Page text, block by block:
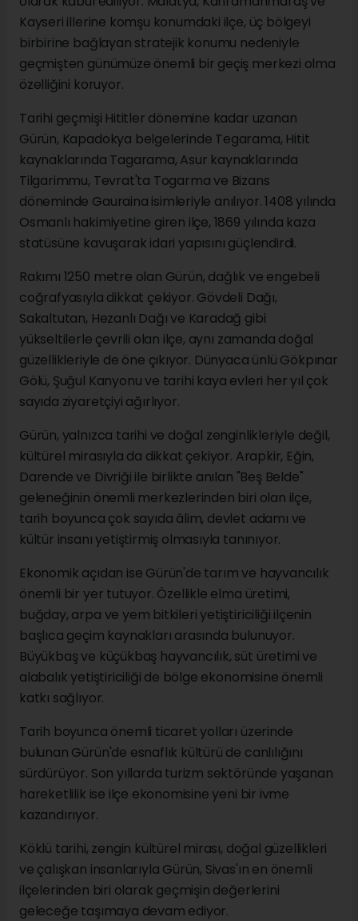
Kayseri illerine komşu konumdaki ilçe, üç bölgeyi
birbirine bağlayan stratejik konumu nedeniyle
geçmişten günümüze önemli bir geçiş merkezi olma
özelliğini koruyor.
Tarihi geçmişi Hititler dönemine kadar uzanan
Gürün, Kapadokya belgelerinde Tegarama, Hitit
kaynaklarında Tagarama, Asur kaynaklarında
Tilgarimmu, Tevrat'ta Togarma ve Bizans
döneminde Gauraina isimleriyle anılıyor. 1408 yılında
Osmanlı hakimiyetine giren ilçe, 1869 yılında kaza
statüsüne kavuşarak idari yapısını güçlendirdi.
Rakımı 1250 metre olan Gürün, dağlık ve engebeli
coğrafyasıyla dikkat çekiyor. Gövdeli Dağı,
Sakaltutan, Hezanlı Dağı ve Karadağ gibi
yükseltilerle çevrili olan ilçe, aynı zamanda doğal
güzellikleriyle de öne çıkıyor. Dünyaca ünlü Gökpınar
Gölü, Şuğul Kanyonu ve tarihi kaya evleri her yıl çok
sayıda ziyaretçiyi ağırlıyor.
Gürün, yalnızca tarihi ve doğal zenginlikleriyle değil,
kültürel mirasıyla da dikkat çekiyor. Arapkir, Eğin,
Darende ve Divriği ile birlikte anılan "Beş Belde"
geleneğinin önemli merkezlerinden biri olan ilçe,
tarih boyunca çok sayıda âlim, devlet adamı ve
kültür insanı yetiştirmiş olmasıyla tanınıyor.
Ekonomik açıdan ise Gürün'de tarım ve hayvancılık
önemli bir yer tutuyor. Özellikle elma üretimi,
buğday, arpa ve yem bitkileri yetiştiriciliği ilçenin
başlıca geçim kaynakları arasında bulunuyor.
Büyükbaş ve küçükbaş hayvancılık, süt üretimi ve
alabalık yetiştiriciliği de bölge ekonomisine önemli
katkı sağlıyor.
Tarih boyunca önemli ticaret yolları üzerinde
bulunan Gürün'de esnaflık kültürü de canlılığını
sürdürüyor. Son yıllarda turizm sektöründe yaşanan
hareketlilik ise ilçe ekonomisine yeni bir ivme
kazandırıyor.
Köklü tarihi, zengin kültürel mirası, doğal güzellikleri
ve çalışkan insanlarıyla Gürün, Sivas'ın en önemli
ilçelerinden biri olarak geçmişin değerlerini
geleceğe taşımaya devam ediyor.